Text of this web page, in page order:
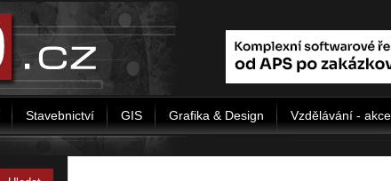
Stavebnictví GIS Grafika & Design Vzdělávání - akce